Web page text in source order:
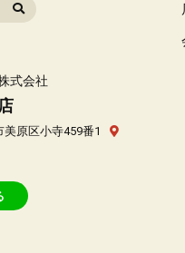
式会社
美原区小寺459番1